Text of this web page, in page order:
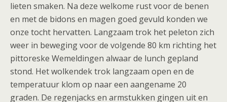
lieten smaken. Na deze welkome rust voor de benen
en met de bidons en magen goed gevuld konden we
onze tocht hervatten. Langzaam trok het peleton zich
weer in beweging voor de volgende 80 km richting het
pittoreske Wemeldingen alwaar de lunch gepland
stond. Het wolkendek trok langzaam open en de
temperatuur klom op naar een aangename 20
graden. De regenjacks en armstukken gingen uit en